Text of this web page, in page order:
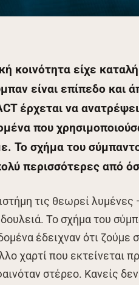
κοινότητα είχε
είναι επίπεδο και
έρχεται να
που
Το σχήμα του
περισσότερες από
τις θεωρεί λυμένες
Το σχήμα του
έδειχναν ότι ζούμε
χαρτί που εκτείνεται
στέρεο. Κανείς δεν